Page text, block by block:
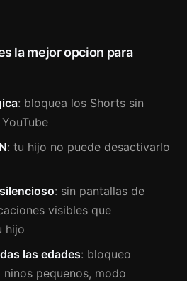
la mejor opcion para
: bloquea los Shorts sin
: tu hijo no puede desactivarlo
: sin pantallas de
visibles que
hijo
las edades: bloqueo
pequenos, modo